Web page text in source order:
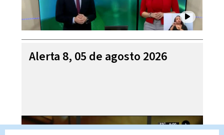
Alerta 8, 05 de agosto 2026